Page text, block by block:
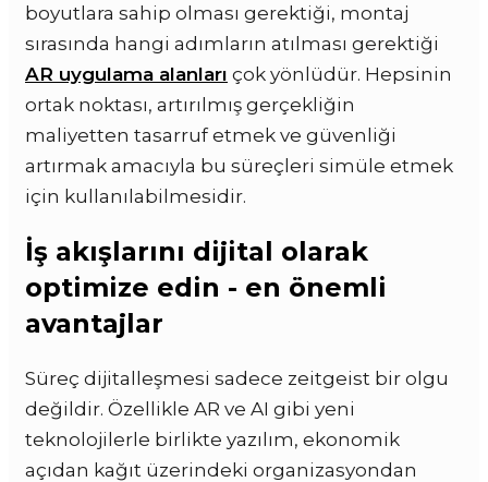
boyutlara sahip olması gerektiği, montaj
sırasında hangi adımların atılması gerektiği
AR uygulama alanları çok yönlüdür. Hepsinin
ortak noktası, artırılmış gerçekliğin
maliyetten tasarruf etmek ve güvenliği
artırmak amacıyla bu süreçleri simüle etmek
için kullanılabilmesidir.
İş akışlarını dijital olarak
optimize edin - en önemli
avantajlar
Süreç dijitalleşmesi sadece zeitgeist bir olgu
değildir. Özellikle AR ve AI gibi yeni
teknolojilerle birlikte yazılım, ekonomik
açıdan kağıt üzerindeki organizasyondan